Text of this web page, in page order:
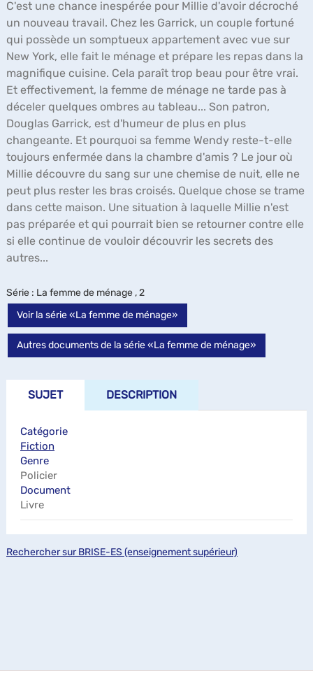
C'est une chance inespérée pour Millie d'avoir décroché
un nouveau travail. Chez les Garrick, un couple fortuné
qui possède un somptueux appartement avec vue sur
New York, elle fait le ménage et prépare les repas dans la
magnifique cuisine. Cela paraît trop beau pour être vrai.
Et effectivement, la femme de ménage ne tarde pas à
déceler quelques ombres au tableau... Son patron,
Douglas Garrick, est d'humeur de plus en plus
changeante. Et pourquoi sa femme Wendy reste-t-elle
toujours enfermée dans la chambre d'amis ? Le jour où
Millie découvre du sang sur une chemise de nuit, elle ne
peut plus rester les bras croisés. Quelque chose se trame
dans cette maison. Une situation à laquelle Millie n'est
pas préparée et qui pourrait bien se retourner contre elle
si elle continue de vouloir découvrir les secrets des
autres...
Série : La femme de ménage , 2
Voir la série «La femme de ménage»
Autres documents de la série «La femme de ménage»
SUJET DESCRIPTION
Catégorie
Fiction
Genre
Policier
Document
Livre
Rechercher sur BRISE-ES (enseignement supérieur)